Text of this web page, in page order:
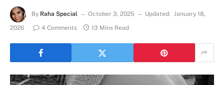
By Raha Special October 3, 2025 Updated: January 18,
2026
4 Comments 13 Mins Read